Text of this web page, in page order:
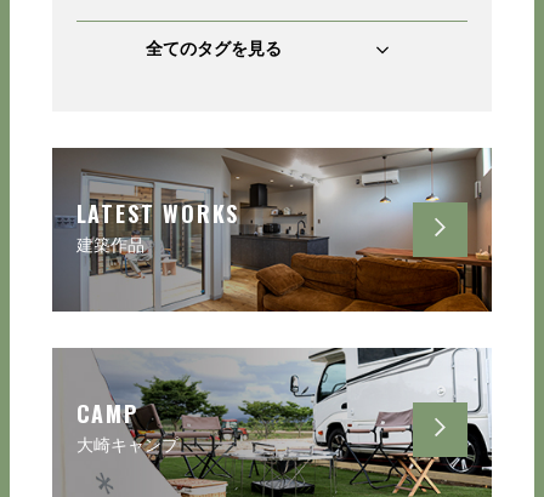
全てのタグを見る
LATEST WORKS
建築作品
CAMP
大崎キャンプ